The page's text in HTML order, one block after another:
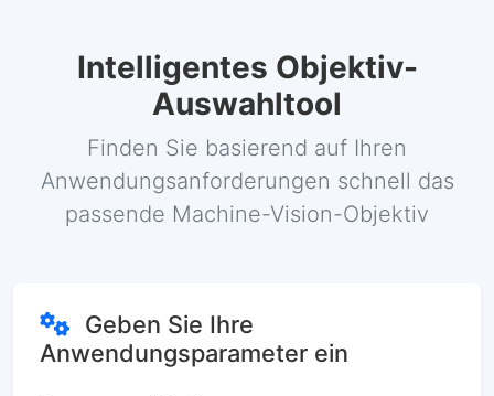
Intelligentes Objektiv-
Auswahltool
Finden Sie basierend auf Ihren
Anwendungsanforderungen schnell das
passende Machine-Vision-Objektiv
Geben Sie Ihre
Anwendungsparameter ein